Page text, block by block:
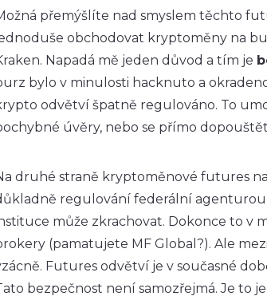
přemýšlíte nad smyslem těchto
obchodovat kryptoměny na
Napadá mě jeden důvod a tím je
bylo v minulosti hacknuto a
odvětví špatně regulováno. To
úvěry, nebo se přímo
druhé straně kryptoměnové futures
regulování federální agenturou
může zkrachovat. Dokonce to v
(pamatujete MF Global?). Ale
Futures odvětví je v současné
bezpečnost není samozřejmá. Je to